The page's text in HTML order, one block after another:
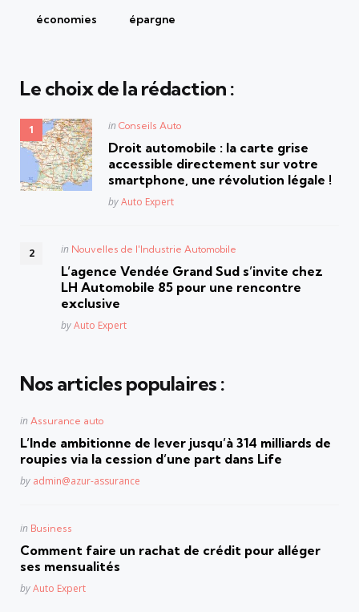
économies épargne
Le choix de la rédaction :
Posted
in Conseils Auto
Droit automobile : la carte grise
accessible directement sur votre
smartphone, une révolution légale !
Posted
byAuto Expert
Posted
in Nouvelles de l'Industrie Automobile
L’agence Vendée Grand Sud s’invite chez
LH Automobile 85 pour une rencontre
exclusive
Posted
byAuto Expert
Nos articles populaires :
Posted
in Assurance auto
L’Inde ambitionne de lever jusqu’à 314 milliards de
roupies via la cession d’une part dans Life
Posted
by admin@azur-assurance
Posted
in Business
Comment faire un rachat de crédit pour alléger
ses mensualités
Posted
byAuto Expert